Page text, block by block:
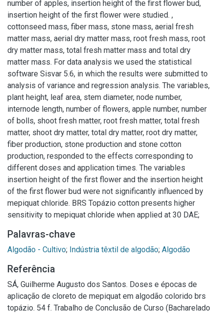
number of apples, insertion height of the first flower bud,
insertion height of the first flower were studied. ,
cottonseed mass, fiber mass, stone mass, aerial fresh
matter mass, aerial dry matter mass, root fresh mass, root
dry matter mass, total fresh matter mass and total dry
matter mass. For data analysis we used the statistical
software Sisvar 5.6, in which the results were submitted to
analysis of variance and regression analysis. The variables,
plant height, leaf area, stem diameter, node number,
internode length, number of flowers, apple number, number
of bolls, shoot fresh matter, root fresh matter, total fresh
matter, shoot dry matter, total dry matter, root dry matter,
fiber production, stone production and stone cotton
production, responded to the effects corresponding to
different doses and application times. The variables
insertion height of the first flower and the insertion height
of the first flower bud were not significantly influenced by
mepiquat chloride. BRS Topázio cotton presents higher
sensitivity to mepiquat chloride when applied at 30 DAE;
Palavras-chave
Algodão - Cultivo; Indústria têxtil de algodão; Algodão
Referência
SÁ, Guilherme Augusto dos Santos. Doses e épocas de
aplicação de cloreto de mepiquat em algodão colorido brs
topázio. 54 f. Trabalho de Conclusão de Curso (Bacharelado